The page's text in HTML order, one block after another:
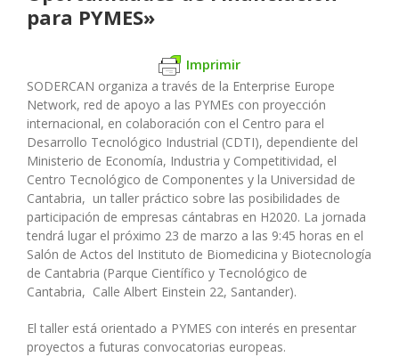
para PYMES»
Imprimir
SODERCAN organiza a través de la Enterprise Europe
Network, red de apoyo a las PYMEs con proyección
internacional, en colaboración con el Centro para el
Desarrollo Tecnológico Industrial (CDTI), dependiente del
Ministerio de Economía, Industria y Competitividad, el
Centro Tecnológico de Componentes y la Universidad de
Cantabria, un taller práctico sobre las posibilidades de
participación de empresas cántabras en H2020. La jornada
tendrá lugar el próximo 23 de marzo a las 9:45 horas en el
Salón de Actos del Instituto de Biomedicina y Biotecnología
de Cantabria (Parque Científico y Tecnológico de
Cantabria, Calle Albert Einstein 22, Santander).
El taller está orientado a PYMES con interés en presentar
proyectos a futuras convocatorias europeas.